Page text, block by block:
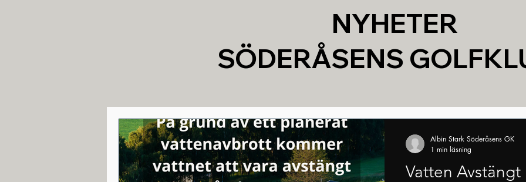
NYHETER
SÖDERÅSENS
Vatten
Albin Stark Söderåsens GK
1 min läsning